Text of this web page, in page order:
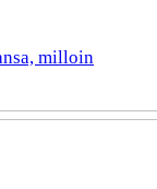
milloin